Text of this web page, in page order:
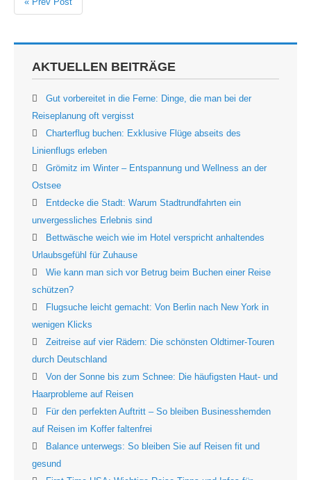
AKTUELLEN BEITRÄGE
Gut vorbereitet in die Ferne: Dinge, die man bei der
Reiseplanung oft vergisst
Charterflug buchen: Exklusive Flüge abseits des
Linienflugs erleben
Grömitz im Winter – Entspannung und Wellness an der
Ostsee
Entdecke die Stadt: Warum Stadtrundfahrten ein
unvergessliches Erlebnis sind
Bettwäsche weich wie im Hotel verspricht anhaltendes
Urlaubsgefühl für Zuhause
Wie kann man sich vor Betrug beim Buchen einer Reise
schützen?
Flugsuche leicht gemacht: Von Berlin nach New York in
wenigen Klicks
Zeitreise auf vier Rädern: Die schönsten Oldtimer-Touren
durch Deutschland
Von der Sonne bis zum Schnee: Die häufigsten Haut- und
Haarprobleme auf Reisen
Für den perfekten Auftritt – So bleiben Businesshemden
auf Reisen im Koffer faltenfrei
Balance unterwegs: So bleiben Sie auf Reisen fit und
gesund